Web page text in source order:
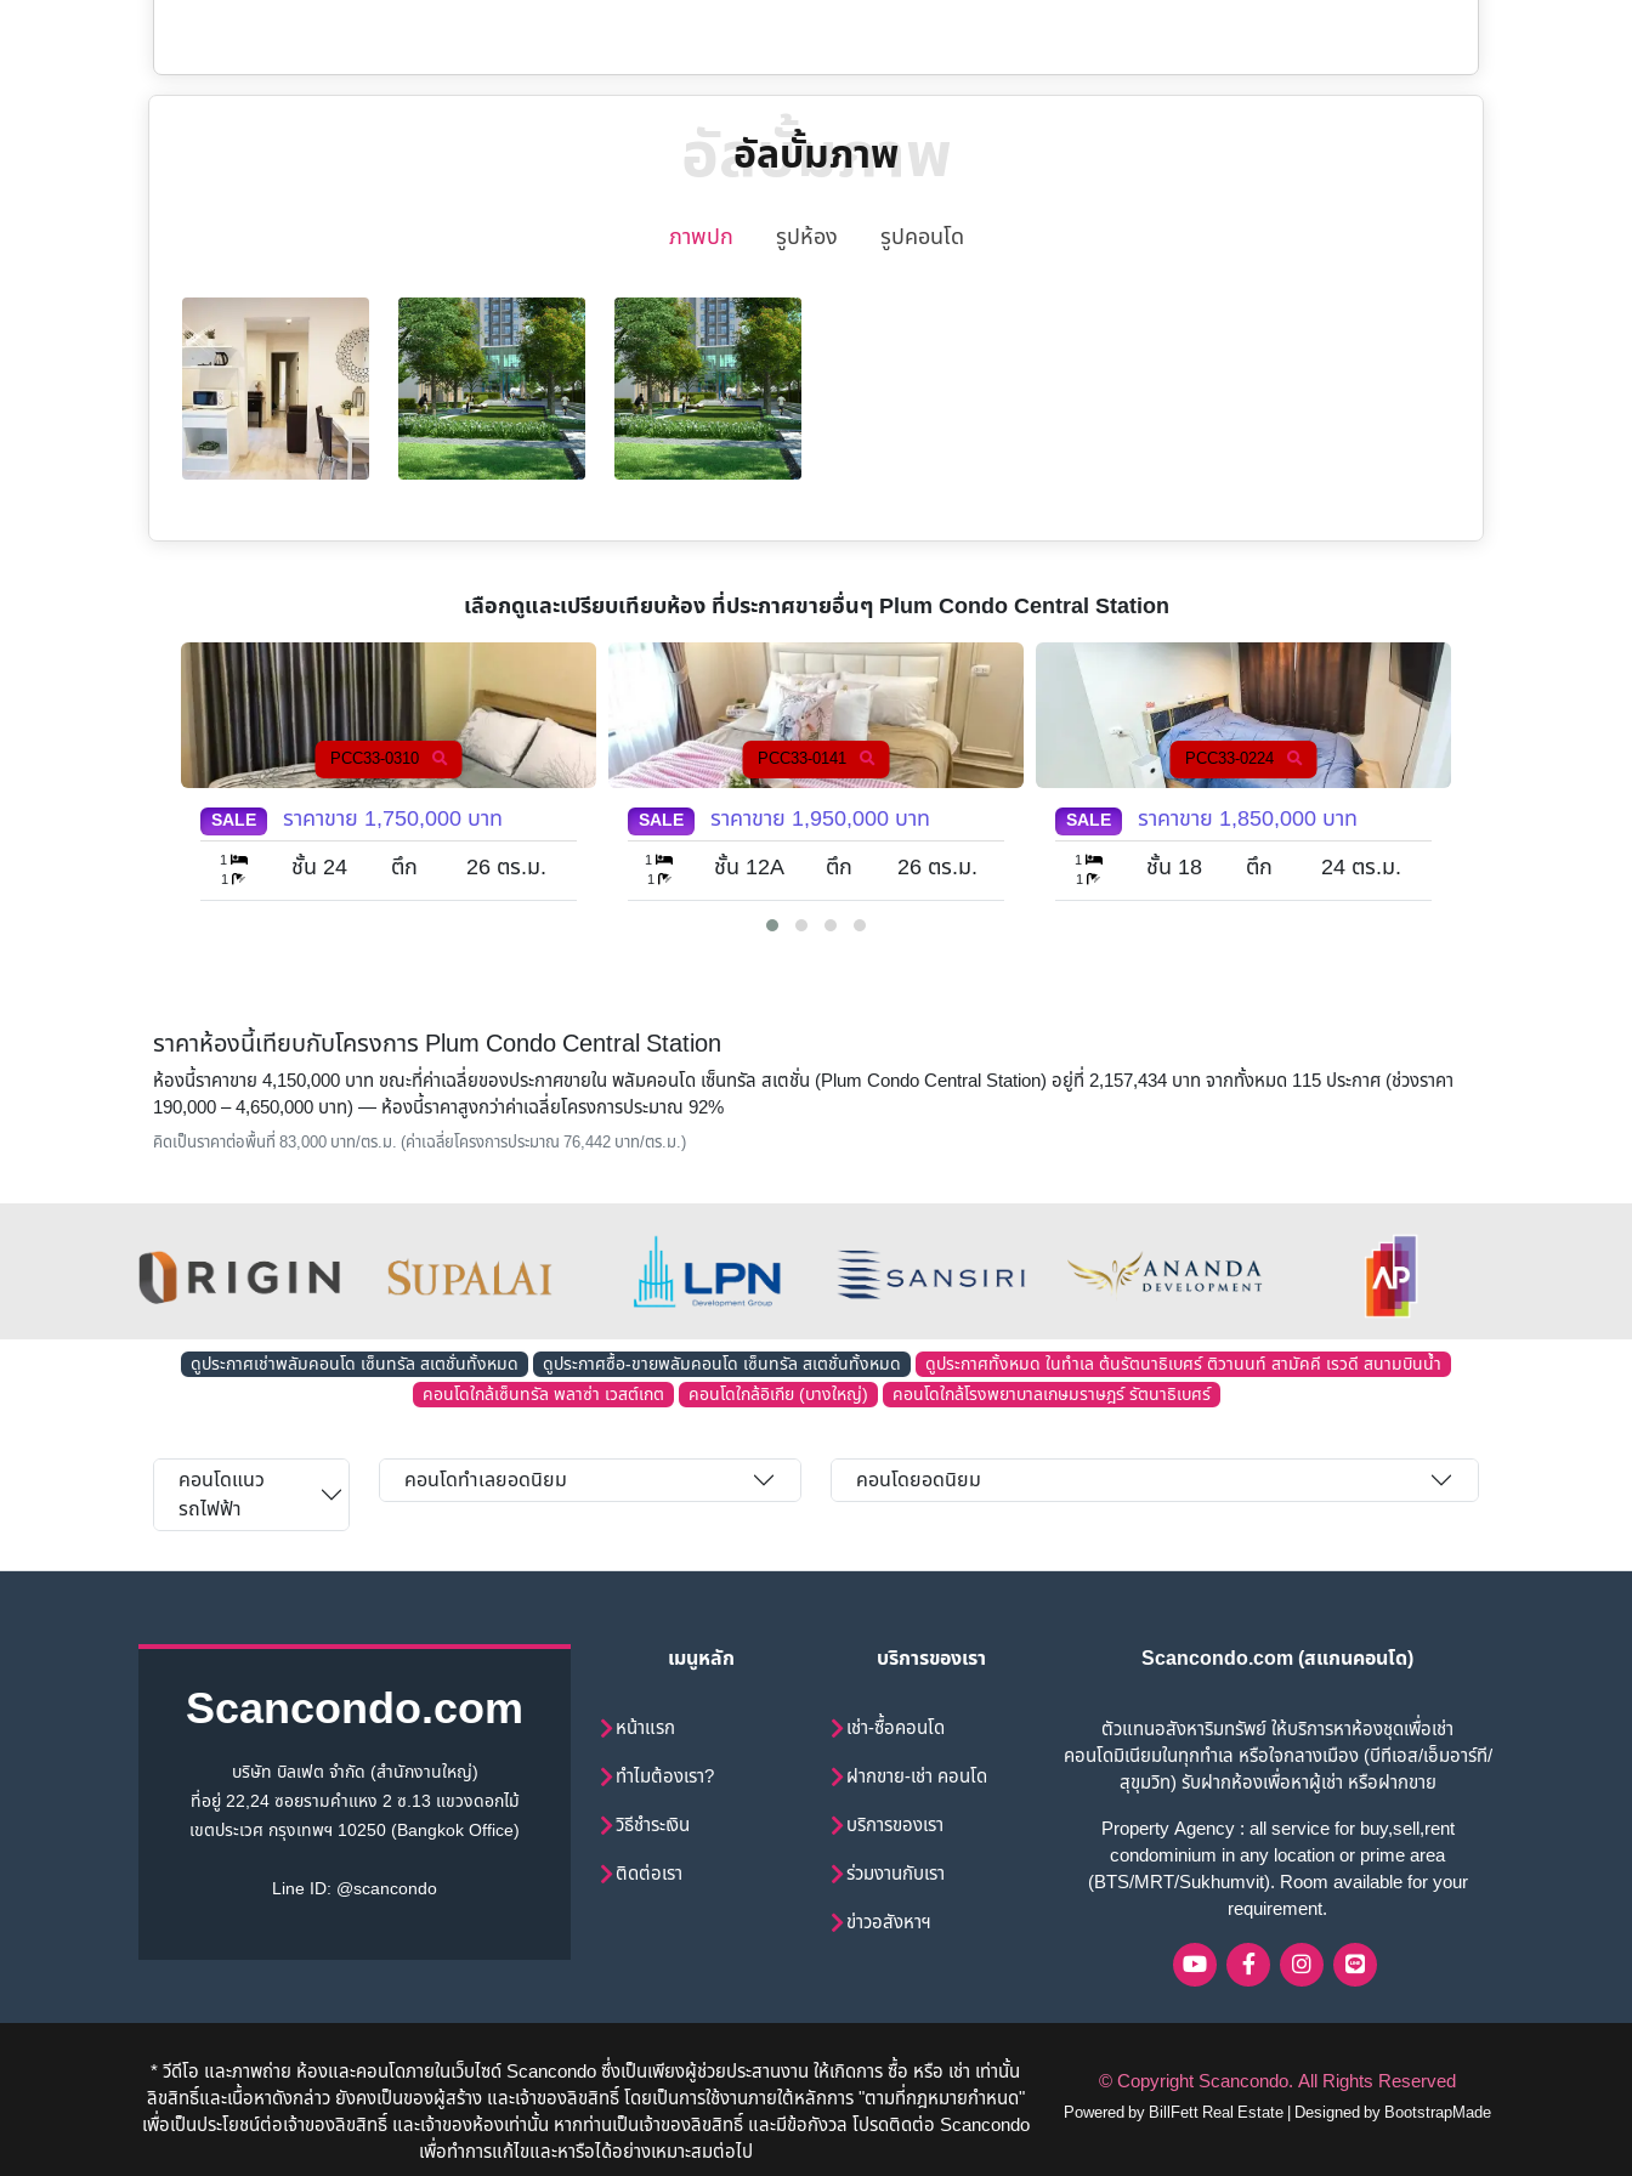
อัลบั้มภาพ
อัลบั้มภาพ
ภาพปก รูปห้อง รูปคอนโด
เลือกดูและเปรียบเทียบห้อง ที่ประกาศขายอื่นๆPlum Condo Central Station
PCC33-0141
SALE ราคาขาย 1,950,000บาท
1
1
ชั้น 12A ตึก 26ตร.ม.
PCC33-0224
SALE ราคาขาย 1,850,000บาท
1
1
ชั้น 18 ตึก 24 ตร.ม.
PCC33-0114
SALE ราคาขาย 1,800,000บาท
1
1
ชั้น 26 ตึก 24 ตร.ม.
ราคาห้องนี้เทียบกับโครงการ Plum Condo Central Station
ห้องนี้ราคาขาย 4,150,000 บาท ขณะที่ค่าเฉลี่ยของประกาศขายใน พลัมคอนโด เซ็นทรัล สเตชั่น (Plum Condo Central Station) อยู่ที่ 2,157,434 บาท จากทั้งหมด 115 ประกาศ (ช่วงราคา
190,000 – 4,650,000 บาท) — ห้องนี้ราคาสูงกว่าค่าเฉลี่ยโครงการประมาณ 92%
คิดเป็นราคาต่อพื้นที่ 83,000 บาท/ตร.ม. (ค่าเฉลี่ยโครงการประมาณ 76,442 บาท/ตร.ม.)
ดูประกาศเช่าพลัมคอนโด เซ็นทรัล สเตชั่นทั้งหมด ดูประกาศซื้อ-ขายพลัมคอนโด เซ็นทรัล สเตชั่นทั้งหมด
ดูประกาศทั้งหมด ในทำเล ต้นรัตนาธิเบศร์ ติวานนท์ สามัคคี เรวดี สนามบินน้ำ
คอนโดใกล้เซ็นทรัล พลาซ่า เวสต์เกต
คอนโดใกล้อิเกีย (บางใหญ่) คอนโดใกล้โรงพยาบาลเกษมราษฎร์ รัตนาธิเบศร์
คอนโดแนว
รถไฟฟ้า
คอนโดทำเลยอดนิยม คอนโดยอดนิยม
Scancondo.com
บริษัท บิลเฟต จำกัด (สำนักงานใหญ่)
ที่อยู่ 22,24 ซอยรามคำแหง 2 ซ.13 แขวงดอกไม้
เขตประเวศ กรุงเทพฯ 10250 (Bangkok Office)
Line ID: @scancondo
เมนูหลัก
หน้าแรก
ทำไมต้องเรา?
วิธีชำระเงิน
ติดต่อเรา
บริการของเรา
เช่า-ซื้อคอนโด
ฝากขาย-เช่า คอนโด
บริการของเรา
ร่วมงานกับเรา
ข่าวอสังหาฯ
Scancondo.com (สแกนคอนโด)
ตัวแทนอสังหาริมทรัพย์ ให้บริการหาห้องชุดเพื่อเช่า
คอนโดมิเนียมในทุกทำเล หรือใจกลางเมือง (บีทีเอส/เอ็มอาร์ที/
สุขุมวิท) รับฝากห้องเพื่อหาผู้เช่า หรือฝากขาย
Property Agency : all service for buy,sell,rent
condominium in any location or prime area
(BTS/MRT/Sukhumvit). Room available for your
requirement.
* วีดีโอ และภาพถ่าย ห้องและคอนโดภายในเว็บไซด์ Scancondo ซึ่งเป็นเพียงผู้ช่วยประสานงาน ให้เกิดการ ซื้อ หรือ เช่า เท่านั้น
ลิขสิทธิ์และเนื้อหาดังกล่าว ยังคงเป็นของผู้สร้าง และเจ้าของลิขสิทธิ์ โดยเป็นการใช้งานภายใต้หลักการ "ตามที่กฎหมายกำหนด"
เพื่อเป็นประโยชน์ต่อเจ้าของลิขสิทธิ์ และเจ้าของห้องเท่านั้น หากท่านเป็นเจ้าของลิขสิทธิ์ และมีข้อกังวล โปรดติดต่อ Scancondo
เพื่อทำการแก้ไขและหารือได้อย่างเหมาะสมต่อไป
© Copyright Scancondo. All Rights Reserved
Powered by BillFett Real Estate | Designed by BootstrapMade